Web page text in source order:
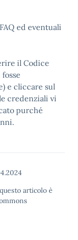
ed eventuali
il Codice
e cliccare sul
credenziali vi
purché
articolo è